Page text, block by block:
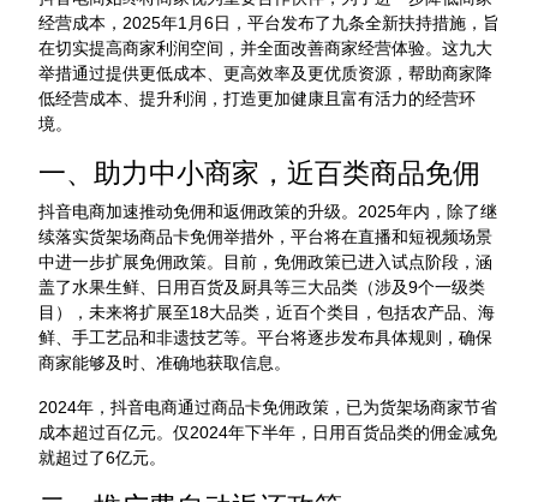
经营成本，2025年1月6日，平台发布了九条全新扶持措施，旨
在切实提高商家利润空间，并全面改善商家经营体验。这九大
举措通过提供更低成本、更高效率及更优质资源，帮助商家降
低经营成本、提升利润，打造更加健康且富有活力的经营环
境。
一、助力中小商家，近百类商品免佣
抖音电商加速推动免佣和返佣政策的升级。2025年内，除了继
续落实货架场商品卡免佣举措外，平台将在直播和短视频场景
中进一步扩展免佣政策。目前，免佣政策已进入试点阶段，涵
盖了水果生鲜、日用百货及厨具等三大品类（涉及9个一级类
目），未来将扩展至18大品类，近百个类目，包括农产品、海
鲜、手工艺品和非遗技艺等。平台将逐步发布具体规则，确保
商家能够及时、准确地获取信息。
2024年，抖音电商通过商品卡免佣政策，已为货架场商家节省
成本超过百亿元。仅2024年下半年，日用百货品类的佣金减免
就超过了6亿元。